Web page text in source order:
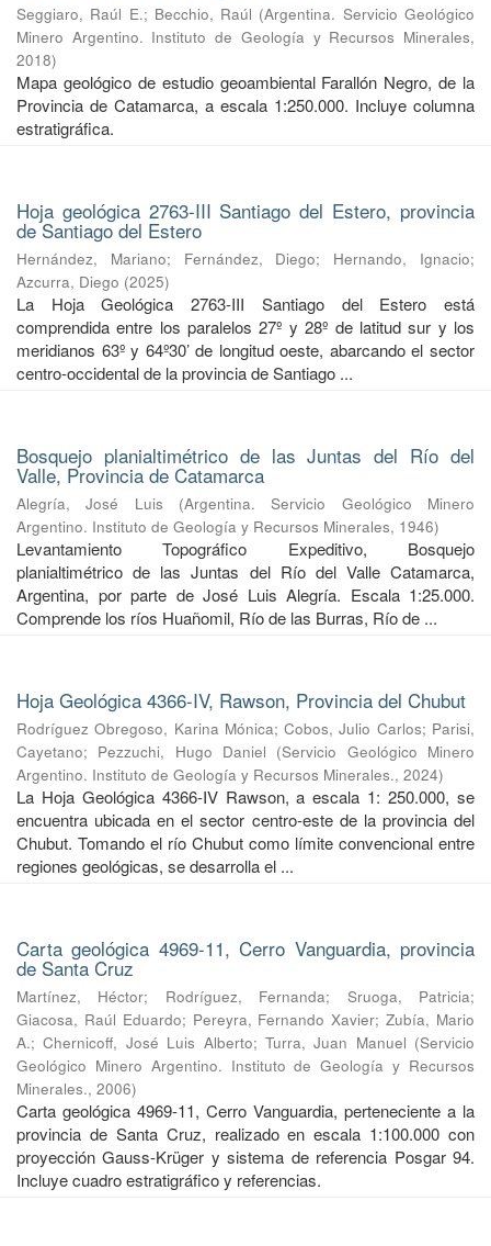
Seggiaro, Raúl E.; Becchio, Raúl (Argentina. Servicio Geológico
Minero Argentino. Instituto de Geología y Recursos Minerales,
2018)
Mapa geológico de estudio geoambiental Farallón Negro, de la
Provincia de Catamarca, a escala 1:250.000. Incluye columna
estratigráfica.
Hoja geológica 2763-III Santiago del Estero, provincia
de Santiago del Estero
Hernández, Mariano; Fernández, Diego; Hernando, Ignacio;
Azcurra, Diego (2025)
La Hoja Geológica 2763-III Santiago del Estero está
comprendida entre los paralelos 27º y 28º de latitud sur y los
meridianos 63º y 64º30’ de longitud oeste, abarcando el sector
centro-occidental de la provincia de Santiago ...
Bosquejo planialtimétrico de las Juntas del Río del
Valle, Provincia de Catamarca
Alegría, José Luis (Argentina. Servicio Geológico Minero
Argentino. Instituto de Geología y Recursos Minerales, 1946)
Levantamiento Topográfico Expeditivo, Bosquejo
planialtimétrico de las Juntas del Río del Valle Catamarca,
Argentina, por parte de José Luis Alegría. Escala 1:25.000.
Comprende los ríos Huañomil, Río de las Burras, Río de ...
Hoja Geológica 4366-IV, Rawson, Provincia del Chubut
Rodríguez Obregoso, Karina Mónica;Cobos, Julio Carlos; Parisi,
Cayetano; Pezzuchi, Hugo Daniel (Servicio Geológico Minero
Argentino. Instituto de Geología y Recursos Minerales., 2024)
La Hoja Geológica 4366-IV Rawson, a escala 1: 250.000, se
encuentra ubicada en el sector centro-este de la provincia del
Chubut. Tomando el río Chubut como límite convencional entre
regiones geológicas, se desarrolla el ...
Carta geológica 4969-11, Cerro Vanguardia, provincia
de Santa Cruz
Martínez, Héctor; Rodríguez, Fernanda; Sruoga, Patricia;
Giacosa, Raúl Eduardo; Pereyra, Fernando Xavier;Zubía, Mario
A.;Chernicoff, José Luis Alberto; Turra, Juan Manuel (Servicio
Geológico Minero Argentino. Instituto de Geología y Recursos
Minerales., 2006)
Carta geológica 4969-11, Cerro Vanguardia, perteneciente a la
provincia de Santa Cruz, realizado en escala 1:100.000 con
proyección Gauss-Krüger y sistema de referencia Posgar 94.
Incluye cuadro estratigráfico y referencias.